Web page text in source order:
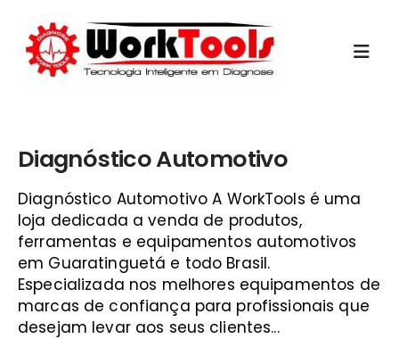
Diagnóstico Automotivo
Diagnóstico Automotivo A WorkTools é uma
loja dedicada a venda de produtos,
ferramentas e equipamentos automotivos
em Guaratinguetá e todo Brasil.
Especializada nos melhores equipamentos de
marcas de confiança para profissionais que
desejam levar aos seus clientes...